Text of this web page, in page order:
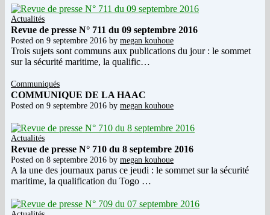
Actualités
Revue de presse N° 711 du 09 septembre 2016
Posted on 9 septembre 2016 by megan kouhoue
Trois sujets sont communs aux publications du jour : le sommet
sur la sécurité maritime, la qualific…
Communiqués
COMMUNIQUE DE LA HAAC
Posted on 9 septembre 2016 by megan kouhoue
Actualités
Revue de presse N° 710 du 8 septembre 2016
Posted on 8 septembre 2016 by megan kouhoue
A la une des journaux parus ce jeudi : le sommet sur la sécurité
maritime, la qualification du Togo …